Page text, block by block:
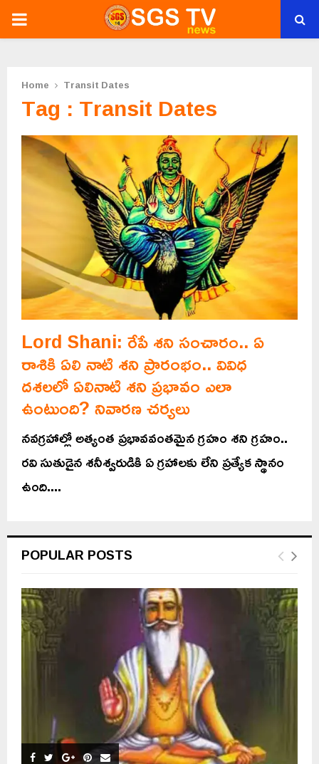
PRIMARY
Home Transit Dates
Tag : Transit Dates
Lord Shani: రేపే శని సంచారం.. ఏ
రాశికి ఏలి నాటి శని ప్రారంభం.. వివిధ
దశలలో ఏలినాటి శని ప్రభావం ఎలా
ఉంటుంది? నివారణ చర్యలు
నవగ్రహాల్లో అత్యంత ప్రభావవంతమైన గ్రహం శని గ్రహం..
రవి సుతుడైన శనీశ్వరుడికి ఏ గ్రహాలకు లేని ప్రత్యేక స్థానం
ఉంది....
POPULAR POSTS